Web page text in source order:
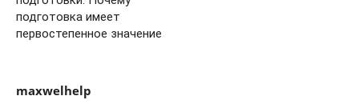
подготовка имеет
первостепенное значение
maxwelhelp